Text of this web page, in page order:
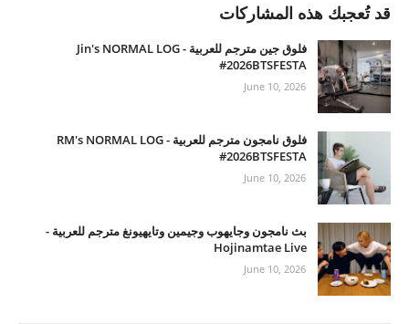
قد تُعجبك هذه المشاركات
فلوق جين مترجم للعربية - Jin's NORMAL LOG
#2026BTSFESTA
June 10, 2026
فلوق نامجون مترجم للعربية - RM's NORMAL LOG
#2026BTSFESTA
June 10, 2026
بث نامجون وجايهوب وجيمين وتايهيونغ مترجم للعربية -
Hojinamtae Live
June 10, 2026